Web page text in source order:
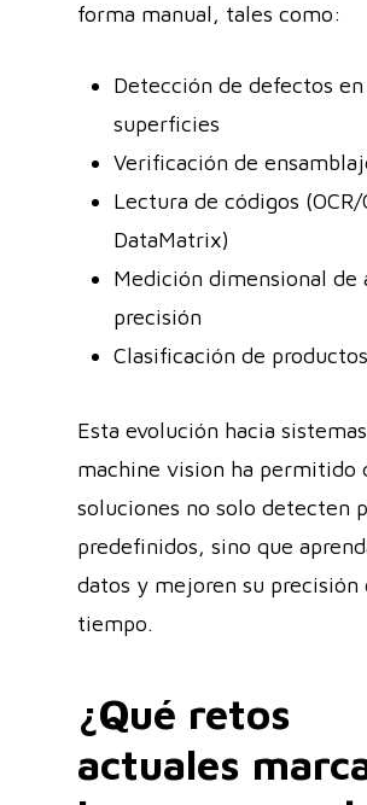
forma manual, tales como:
Detección de defectos en
superficies
Verificación de
Lectura de códigos (OCR/
DataMatrix)
Medición dimensional de
precisión
Clasificación de
Esta evolución hacia
machine vision ha permitido
soluciones no solo detecten
predefinidos, sino que
datos y mejoren su precisión
tiempo.
¿Qué retos
actuales